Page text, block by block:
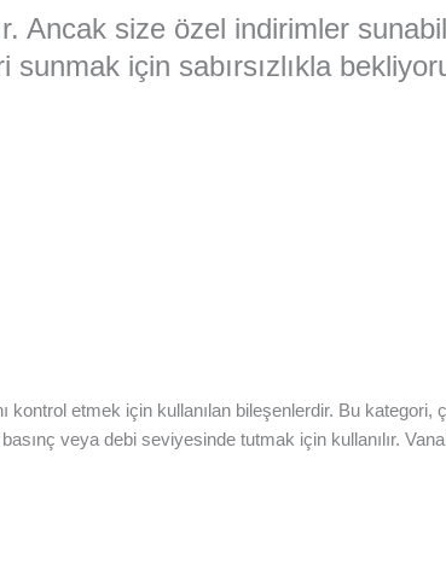
Ancak size özel indirimler
için sabırsızlıkla
kontrol etmek için kullanılan bileşenlerdir. Bu
veya debi seviyesinde tutmak için kullanılır.